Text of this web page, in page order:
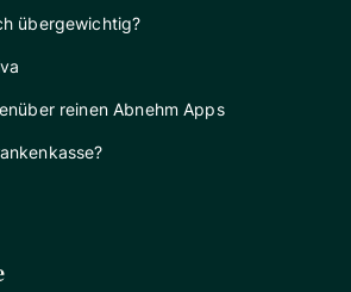
übergewichtig?
reinen Abnehm Apps